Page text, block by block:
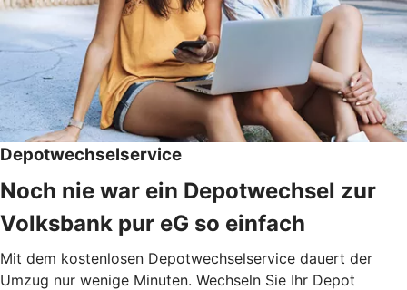
Depotwechselservice
Noch nie war ein Depotwechsel zur
Volksbank pur eG so einfach
Mit dem kostenlosen Depotwechselservice dauert der
Umzug nur wenige Minuten. Wechseln Sie Ihr Depot